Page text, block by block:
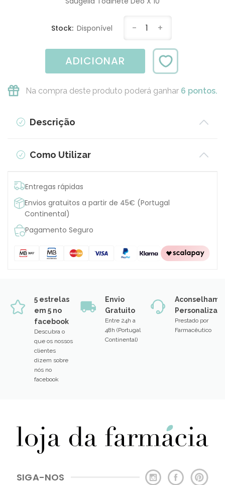
Stock: Disponível - 1 +
ADICIONAR
Na compra deste produto poderá ganhar 6 pontos.
Descrição
Como Utilizar
Entregas rápidas
Envios gratuitos a partir de 45€ (Portugal
Continental)
Pagamento Seguro
5 estrelas
em 5 no
facebook
Descubra o
que os nossos
clientes
dizem sobre
nós no
facebook
Envio
Gratuito
Entre 24h a
48h (Portugal
Continental)
Prestado por
Farmacêutico
SIGA-NOS